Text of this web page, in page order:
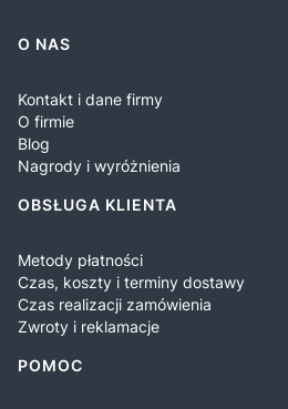
Linki w stopce
O NAS
Kontakt i dane firmy
O firmie
Blog
Nagrody i wyróżnienia
OBSŁUGA KLIENTA
Metody płatności
Czas, koszty i terminy dostawy
Czas realizacji zamówienia
Zwroty i reklamacje
POMOC